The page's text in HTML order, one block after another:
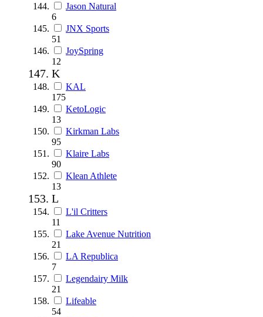
Jason Natural
6
JNX Sports
51
JoySpring
12
K
KAL
175
KetoLogic
13
Kirkman Labs
95
Klaire Labs
90
Klean Athlete
13
L
L'il Critters
11
Lake Avenue Nutrition
21
LA Republica
7
Legendairy Milk
21
Lifeable
54